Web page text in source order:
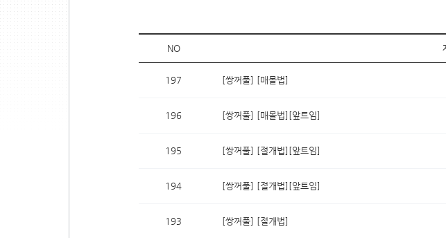
NO
197 [쌍꺼풀] [매몰법]
196 [쌍꺼풀] [매몰법][앞트임]
195 [쌍꺼풀] [절개법][앞트임]
194 [쌍꺼풀] [절개법][앞트임]
193 [쌍꺼풀] [절개법]